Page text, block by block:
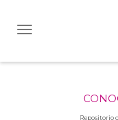
Repositorio